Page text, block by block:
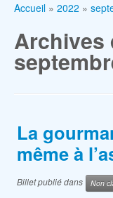
Accueil » 2022 »
Archives
La
même à
Billet publié dans Non